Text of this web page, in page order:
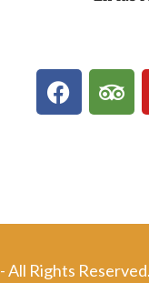
- All Rights